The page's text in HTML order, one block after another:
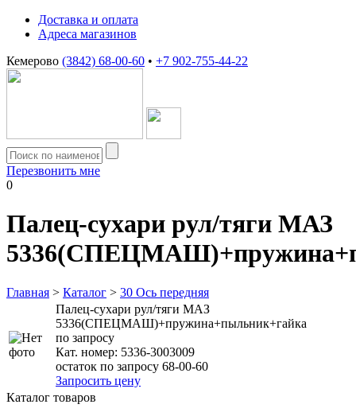
Доставка и оплата
Адреса магазинов
Кемерово (3842) 68-00-60 • +7 902-755-44-22
Перезвонить мне
0
Палец-сухари рул/тяги МАЗ
Главная > Каталог > 30 Ось передняя
Палец-сухари рул/тяги МАЗ
5336(СПЕЦМАШ)+пружина+пыльник+гайка
по запросу
Кат. номер: 5336-3003009
остаток по запросу 68-00-60
Запросить цену
Каталог товаров